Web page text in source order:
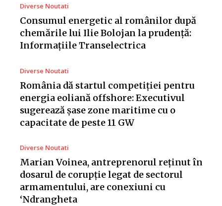
Diverse Noutati
Consumul energetic al românilor după
chemările lui Ilie Bolojan la prudență:
Informațiile Transelectrica
Diverse Noutati
România dă startul competiției pentru
energia eoliană offshore: Executivul
sugerează șase zone maritime cu o
capacitate de peste 11 GW
Diverse Noutati
Marian Voinea, antreprenorul reținut în
dosarul de corupție legat de sectorul
armamentului, are conexiuni cu
‘Ndrangheta